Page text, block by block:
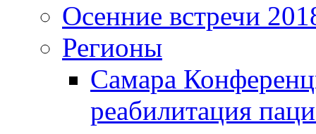
Осенние встречи
Регионы
Самара
реабилитация